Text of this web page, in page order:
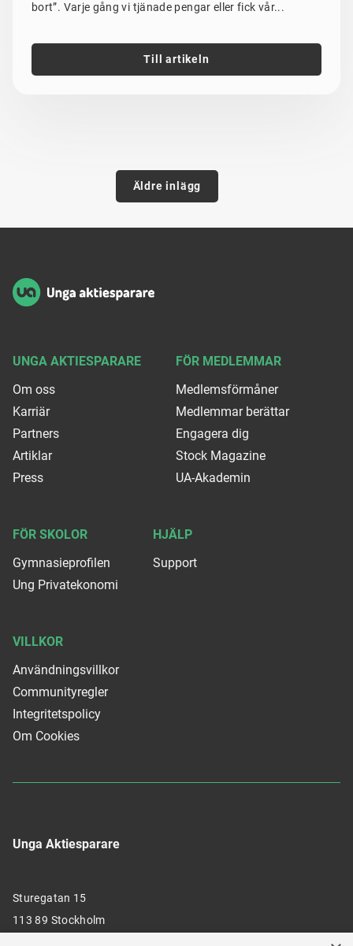
bort”. Varje gång vi tjänade pengar eller fick vår...
Till artikeln
Inläggsnavigering
Äldre inlägg
Unga Aktiesparare
Sturegatan 15
113 89 Stockholm
UNGA AKTIESPARARE
Om oss
Karriär
Partners
Artiklar
Press
FÖR MEDLEMMAR
Medlemsförmåner
Medlemmar berättar
Engagera dig
Stock Magazine
UA-Akademin
FÖR SKOLOR
Gymnasieprofilen
Ung Privatekonomi
HJÄLP
Support
VILLKOR
Användningsvillkor
Communityregler
Integritetspolicy
Om Cookies